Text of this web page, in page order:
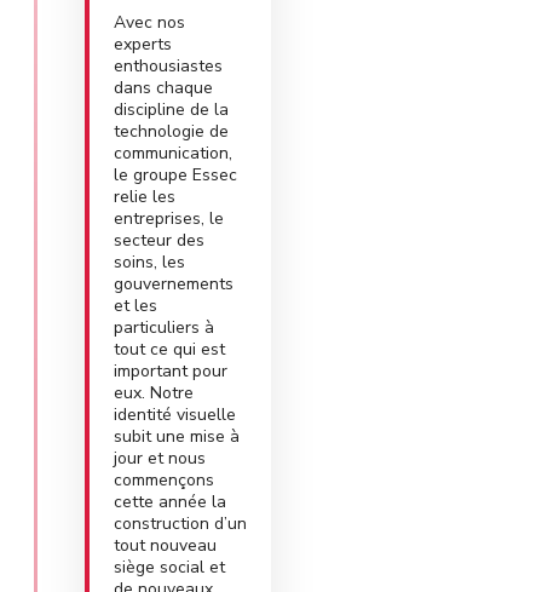
Avec nos
experts
enthousiastes
dans chaque
discipline de la
technologie de
communication,
le groupe Essec
relie les
entreprises, le
secteur des
soins, les
gouvernements
et les
particuliers à
tout ce qui est
important pour
eux. Notre
identité visuelle
subit une mise à
jour et nous
commençons
cette année la
construction d’un
tout nouveau
siège social et